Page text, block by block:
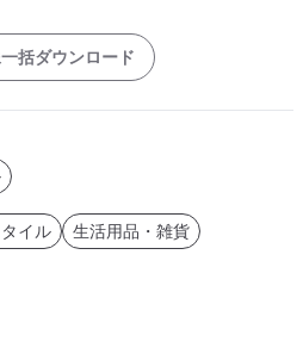
括ダウンロード
イル
生活用品・雑貨